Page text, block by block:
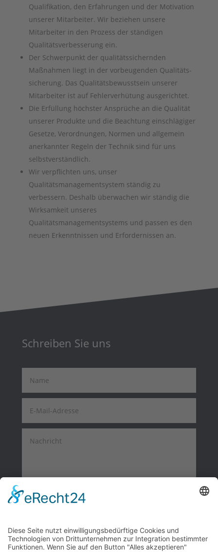
Qualifikation, den Erfahrungen und der Moti­vation
unserer Mitarbeiter. Wir beziehen unsere
Mitarbeiter in den Prozess der ständigen
Qualitäts­verbesserung ein.
Der Schwerpunkt der qualitätssichernden
Maßnahmen liegt in der vorbeugenden Qualitäts­
sicherung. Das Qualitätsbewusstsein unserer
Mitarbeiter ist auf Fehlerverhütung ausgerichtet.
Die Erfüllung höchster Ansprüche an die Qualität
unserer Produkte und die Beachtung einschlägiger
Gesetze, Verordnungen, Normen und allgemein
anerkannter Regeln der Technik sind für uns
selbstverständlich.
Wir verpflichten uns, unser
Qualitätsmanagementsystem ständig zu
verbessern. Deshalb überwachen wir ständig die
Wirksamkeit unseres
Qualitätsmanagementsystems und passen es den
neuen Erkenntnissen und Erfordernissen an.
Schreiben Sie uns